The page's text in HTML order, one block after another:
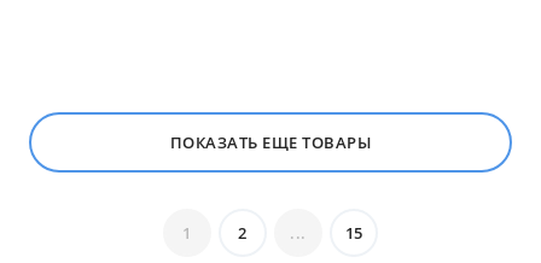
ПОКАЗАТЬ ЕЩЕ ТОВАРЫ
1 2 ... 15